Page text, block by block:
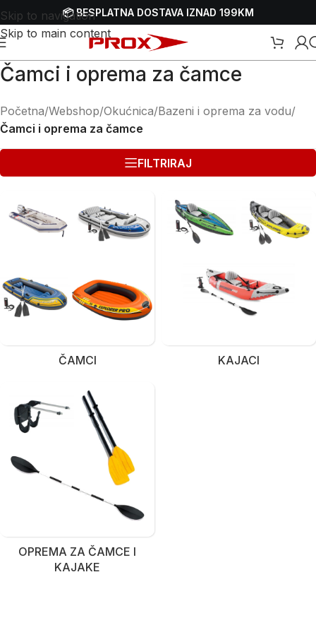
Skip to navigation
Skip to main content
📦 BESPLATNA DOSTAVA IZNAD 199KM
Čamci i oprema za čamce
Početna/Webshop/Okućnica/Bazeni i oprema za vodu/
Čamci i oprema za čamce
FILTRIRAJ
ČAMCI KAJACI
OPREMA ZA ČAMCE I
KAJAKE